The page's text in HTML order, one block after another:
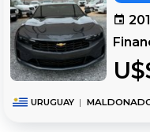
URUGUAY |